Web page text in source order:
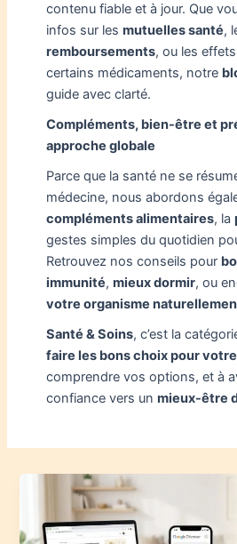
contenu fiable et à jour. Que
infos sur les mutuelles santé,
remboursements, ou les
certains médicaments, notre
guide avec clarté.
Compléments, bien-être et
approche globale
Parce que la santé ne se
médecine, nous abordons
compléments alimentaires, la
gestes simples du quotidien
Retrouvez nos conseils pour
immunité, mieux dormir, ou
votre organisme
Santé & Soins, c’est la
faire les bons choix pour
comprendre vos options, et à
confiance vers un mieux-être